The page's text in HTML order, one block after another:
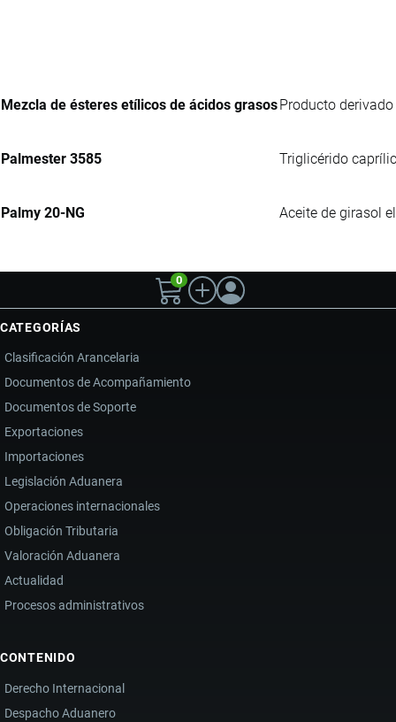
Mezcla de ésteres etílicos de ácidos grasos Producto
Palmester 3585 Triglicérido
Palmy 20-NG Aceite de girasol
0
CATEGORÍAS
Clasificación Arancelaria
Documentos de Acompañamiento
Documentos de Soporte
Exportaciones
Importaciones
Legislación Aduanera
Operaciones internacionales
Obligación Tributaria
Valoración Aduanera
Actualidad
Procesos administrativos
CONTENIDO
Derecho Internacional
Despacho Aduanero